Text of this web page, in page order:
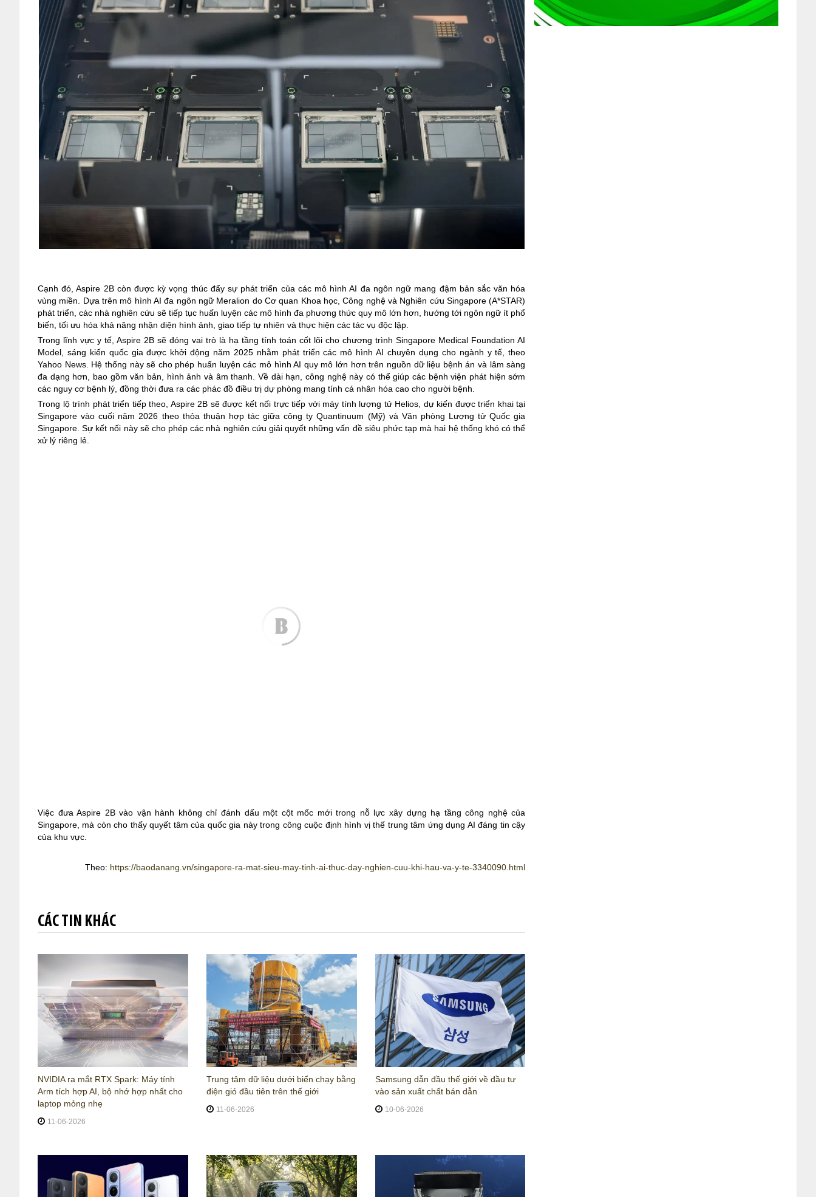
Cạnh đó, Aspire 2B còn được kỳ vọng thúc đẩy sự phát triển của các mô hình AI đa ngôn ngữ mang đậm bản sắc văn hóa
vùng miền. Dựa trên mô hình AI đa ngôn ngữ Meralion do Cơ quan Khoa học, Công nghệ và Nghiên cứu Singapore (A*STAR)
phát triển, các nhà nghiên cứu sẽ tiếp tục huấn luyện các mô hình đa phương thức quy mô lớn hơn, hướng tới ngôn ngữ ít phổ
biến, tối ưu hóa khả năng nhận diện hình ảnh, giao tiếp tự nhiên và thực hiện các tác vụ độc lập.
Trong lĩnh vực y tế, Aspire 2B sẽ đóng vai trò là hạ tầng tính toán cốt lõi cho chương trình Singapore Medical Foundation AI
Model, sáng kiến quốc gia được khởi động năm 2025 nhằm phát triển các mô hình AI chuyên dụng cho ngành y tế, theo
Yahoo News. Hệ thống này sẽ cho phép huấn luyện các mô hình AI quy mô lớn hơn trên nguồn dữ liệu bệnh án và lâm sàng
đa dạng hơn, bao gồm văn bản, hình ảnh và âm thanh. Về dài hạn, công nghệ này có thể giúp các bệnh viện phát hiện sớm
các nguy cơ bệnh lý, đồng thời đưa ra các phác đồ điều trị dự phòng mang tính cá nhân hóa cao cho người bệnh.
Trong lộ trình phát triển tiếp theo, Aspire 2B sẽ được kết nối trực tiếp với máy tính lượng tử Helios, dự kiến được triển khai tại
Singapore vào cuối năm 2026 theo thỏa thuận hợp tác giữa công ty Quantinuum (Mỹ) và Văn phòng Lượng tử Quốc gia
Singapore. Sự kết nối này sẽ cho phép các nhà nghiên cứu giải quyết những vấn đề siêu phức tạp mà hai hệ thống khó có thể
xử lý riêng lẻ.
Việc đưa Aspire 2B vào vận hành không chỉ đánh dấu một cột mốc mới trong nỗ lực xây dựng hạ tầng công nghệ của
Singapore, mà còn cho thấy quyết tâm của quốc gia này trong công cuộc định hình vị thế trung tâm ứng dụng AI đáng tin cậy
của khu vực.
Theo: https://baodanang.vn/singapore-ra-mat-sieu-may-tinh-ai-thuc-day-nghien-cuu-khi-hau-va-y-te-3340090.html
CÁC TIN KHÁC
NVIDIA ra mắt RTX Spark: Máy tính
Arm tích hợp AI, bộ nhớ hợp nhất cho
laptop mỏng nhẹ
11-06-2026
Trung tâm dữ liệu dưới biển chạy bằng
điện gió đầu tiên trên thế giới
11-06-2026
Samsung dẫn đầu thế giới về đầu tư
vào sản xuất chất bán dẫn
10-06-2026